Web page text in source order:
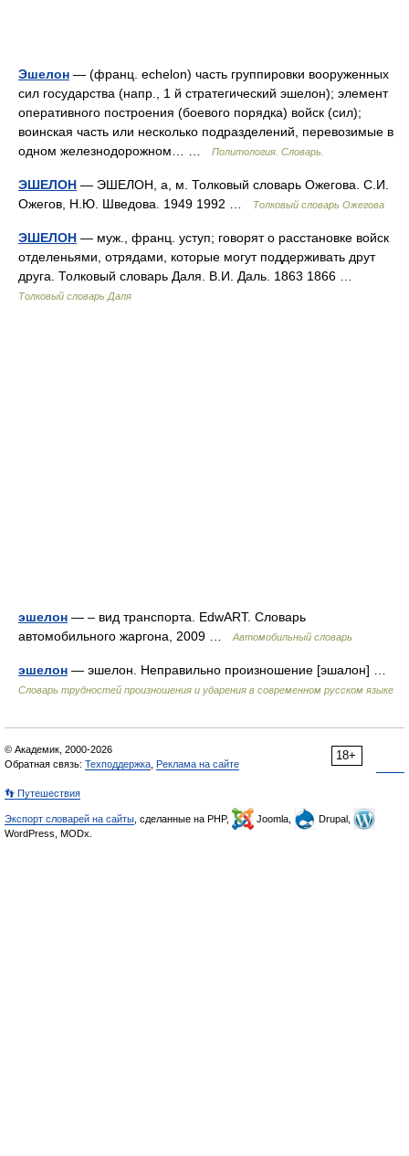
Эшелон — (франц. echelon) часть группировки вооруженных
сил государства (напр., 1 й стратегический эшелон); элемент
оперативного построения (боевого порядка) войск (сил);
воинская часть или несколько подразделений, перевозимые в
одном железнодорожном… …
Политология. Словарь.
ЭШЕЛОН — ЭШЕЛОН, а, м. Толковый словарь Ожегова. С.И.
Ожегов, Н.Ю. Шведова. 1949 1992 …
Толковый словарь Ожегова
ЭШЕЛОН — муж., франц. уступ; говорят о расстановке войск
отделеньями, отрядами, которые могут поддерживать друт
друга. Толковый словарь Даля. В.И. Даль. 1863 1866 …
Толковый словарь Даля
эшелон — – вид транспорта. EdwART. Словарь
автомобильного жаргона, 2009 …
Автомобильный словарь
эшелон — эшелон. Неправильно произношение [эшалон] …
Словарь трудностей произношения и ударения в современном русском языке
18+
© Академик, 2000-2026
Обратная связь: Техподдержка Реклама на сайте
👣 Путешествия
Экспорт словарей на сайты , сделанные на PHP, Joomla,
Drupal,
WordPress, MODx.